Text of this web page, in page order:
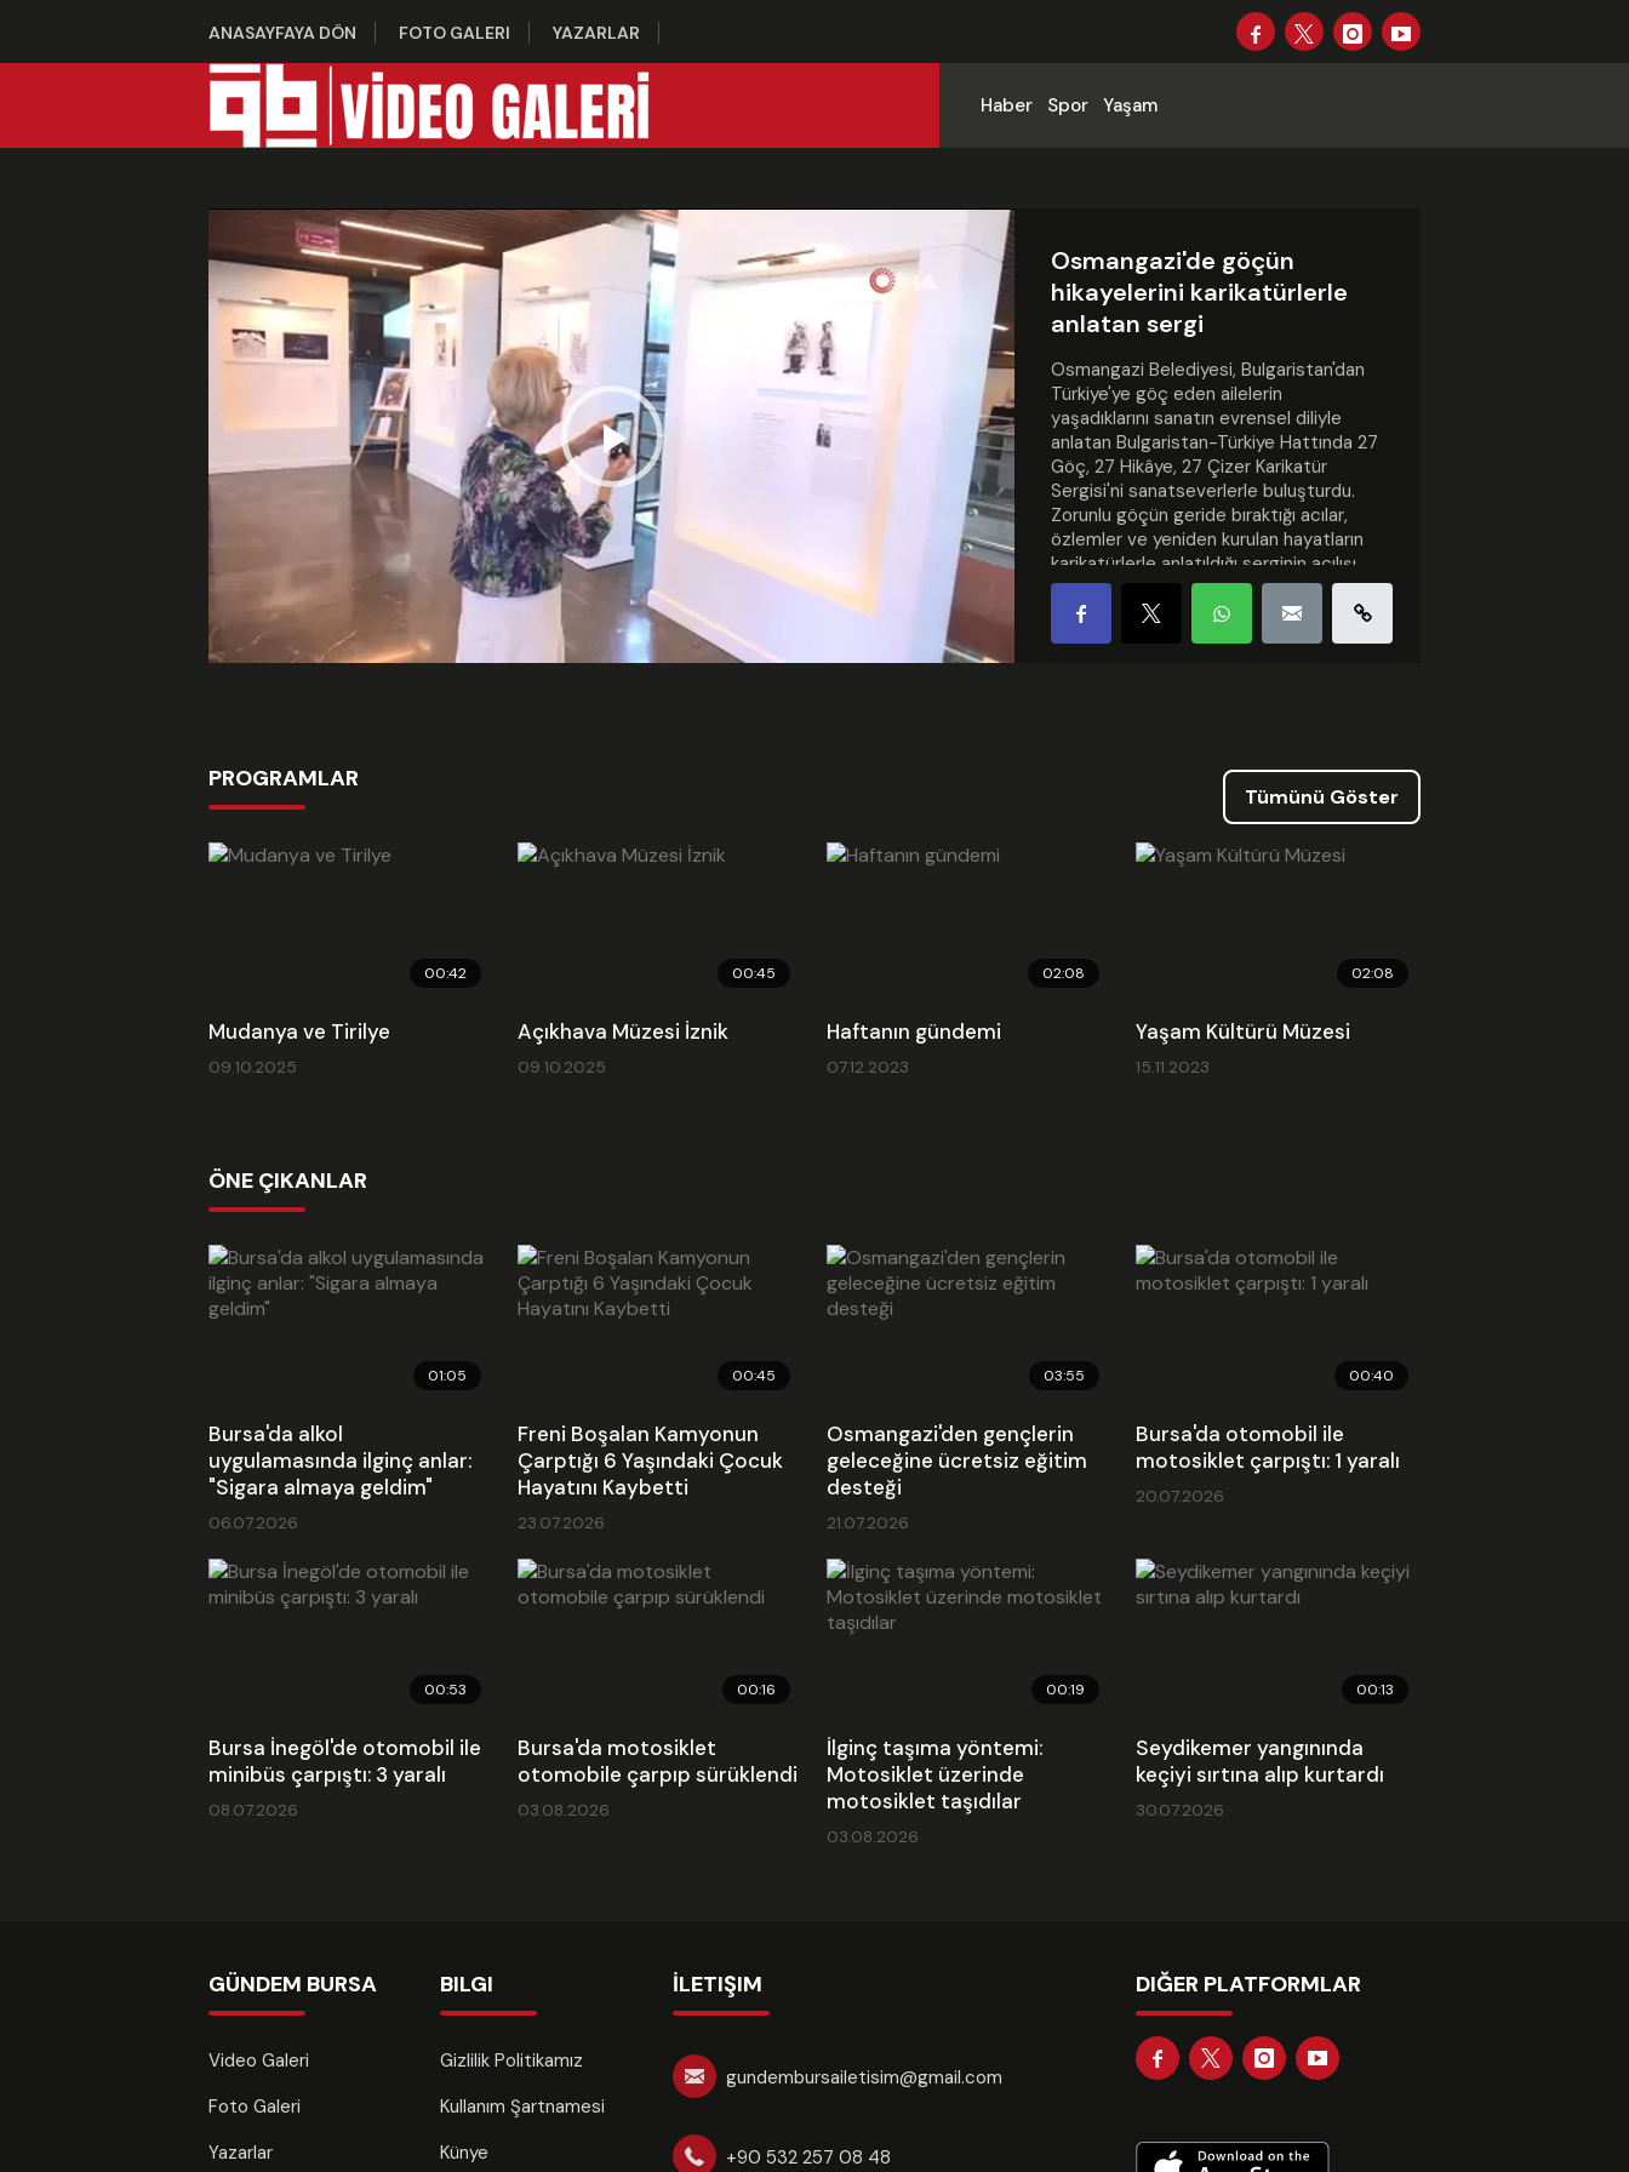
ANASAYFAYA DÖN FOTO GALERI YAZARLAR
Haber Spor Yaşam
Play
Video
Osmangazi'de göçün
hikayelerini karikatürlerle
anlatan sergi
Osmangazi Belediyesi, Bulgaristan'dan
Türkiye'ye göç eden ailelerin
yaşadıklarını sanatın evrensel diliyle
anlatan Bulgaristan-Türkiye Hattında 27
Göç, 27 Hikâye, 27 Çizer Karikatür
Sergisi'ni sanatseverlerle buluşturdu.
Zorunlu göçün geride bıraktığı acılar,
özlemler ve yeniden kurulan hayatların
karikatürlerle anlatıldığı serginin açılışı,
Osmangazi Belediye Başkanı Erkan Aydın
tarafından gerçekleştirildi.
PROGRAMLAR
Tümünü Göster
00:42
Mudanya ve Tirilye
09.10.2025
00:45
Açıkhava Müzesi İznik
09.10.2025
02:08
Haftanın gündemi
07.12.2023
02:08
Yaşam Kültürü Müzesi
15.11.2023
ÖNE ÇIKANLAR
01:05
Bursa'da alkol
uygulamasında ilginç anlar:
"Sigara almaya geldim"
06.07.2026
00:45
Freni Boşalan Kamyonun
Çarptığı 6 Yaşındaki Çocuk
Hayatını Kaybetti
23.07.2026
03:55
Osmangazi'den gençlerin
geleceğine ücretsiz eğitim
desteği
21.07.2026
00:40
Bursa'da otomobil ile
motosiklet çarpıştı: 1 yaralı
20.07.2026
00:53
Bursa İnegöl'de otomobil ile
minibüs çarpıştı: 3 yaralı
08.07.2026
00:16
Bursa'da motosiklet
otomobile çarpıp sürüklendi
03.08.2026
00:19
İlginç taşıma yöntemi:
Motosiklet üzerinde
motosiklet taşıdılar
03.08.2026
00:13
Seydikemer yangınında
keçiyi sırtına alıp kurtardı
30.07.2026
GÜNDEM BURSA
Video Galeri
Foto Galeri
Yazarlar
BILGI
Gizlilik Politikamız
Kullanım Şartnamesi
Künye
İLETIŞIM
gundembursailetisim@gmail.com
+90 532 257 08 48
DIĞER PLATFORMLAR